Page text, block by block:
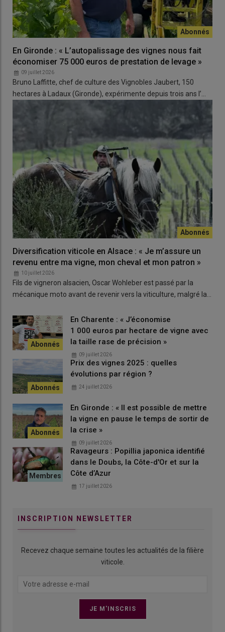
selon Maschio Gaspardo, de réduire de 50 à 70 % le nombre de
passages de pulvérisateur dans l'année.
Lire aussi :Maschio Gaspardo – La gamme de
semoirs directs viticoles s’enrichit
En Gironde : « L’autopalissage des vignes nous fait
économiser 75 000 euros de prestation de levage »
09 juillet 2026
Bruno Laffitte, chef de culture des Vignobles Jaubert, 150
hectares à Ladaux (Gironde), expérimente depuis trois ans l’…
Diversification viticole en Alsace : « Je m’assure un
revenu entre ma vigne, mon cheval et mon patron »
10 juillet 2026
Fils de vigneron alsacien, Oscar Wohleber est passé par la
mécanique moto avant de revenir vers la viticulture, malgré la…
En Charente : « J’économise
1 000 euros par hectare de vigne avec
la taille rase de précision »
09 juillet 2026
Prix des vignes 2025 : quelles
évolutions par région ?
24 juillet 2026
En Gironde : « Il est possible de mettre
la vigne en pause le temps de sortir de
la crise »
09 juillet 2026
Ravageurs : Popillia japonica identifié
dans le Doubs, la Côte-d'Or et sur la
Côte d’Azur
17 juillet 2026
INSCRIPTION NEWSLETTER
Recevez chaque semaine toutes les actualités de la filière
viticole.